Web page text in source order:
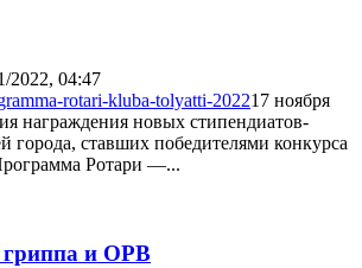
2022, 04:47
17 ноября
награждения новых стипендиатов-
города, ставших победителями конкурса
Ротари —...
и ОРВ